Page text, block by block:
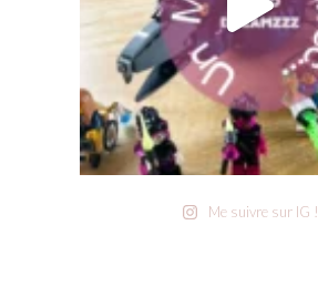
Me suivre sur IG !